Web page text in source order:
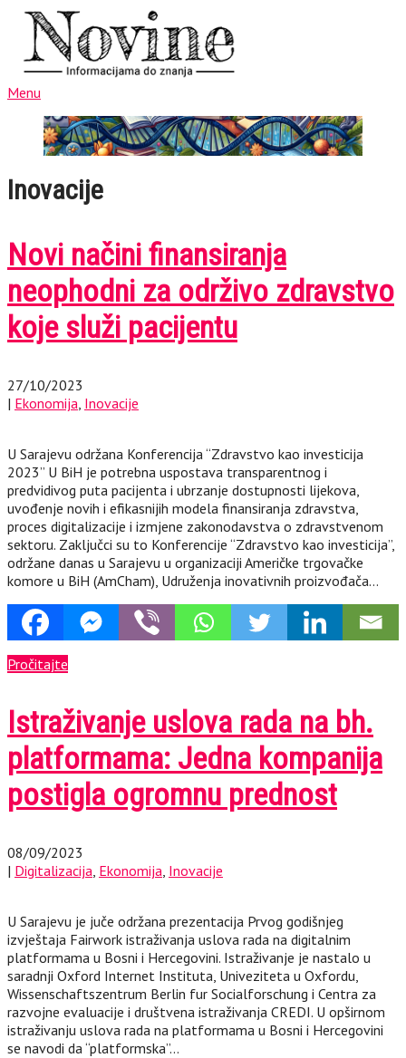
Menu
Inovacije
Novi načini finansiranja
neophodni za održivo zdravstvo
koje služi pacijentu
27/10/2023
| Ekonomija Inovacije
U Sarajevu održana Konferencija “Zdravstvo kao investicija
2023” U BiH je potrebna uspostava transparentnog i
predvidivog puta pacijenta i ubrzanje dostupnosti lijekova,
uvođenje novih i efikasnijih modela finansiranja zdravstva,
proces digitalizacije i izmjene zakonodavstva o zdravstvenom
sektoru. Zaključci su to Konferencije “Zdravstvo kao investicija”,
održane danas u Sarajevu u organizaciji Američke trgovačke
komore u BiH (AmCham), Udruženja inovativnih proizvođača…
Pročitajte
Istraživanje uslova rada na bh.
platformama: Jedna kompanija
postigla ogromnu prednost
08/09/2023
| Digitalizacija Ekonomija Inovacije
U Sarajevu je juče održana prezentacija Prvog godišnjeg
izvještaja Fairwork istraživanja uslova rada na digitalnim
platformama u Bosni i Hercegovini. Istraživanje je nastalo u
saradnji Oxford Internet Instituta, Univeziteta u Oxfordu,
Wissenschaftszentrum Berlin fur Socialforschung i Centra za
razvojne evaluacije i društvena istraživanja CREDI. U opširnom
istraživanju uslova rada na platformama u Bosni i Hercegovini
se navodi da “platformska”…